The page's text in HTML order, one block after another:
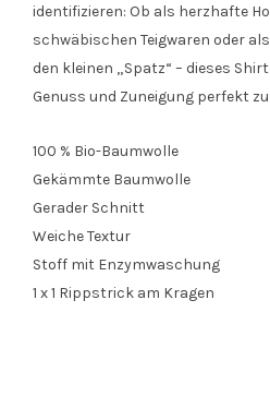
identifizieren: Ob als herzhafte
schwäbischen Teigwaren oder
den kleinen „Spatz“ – dieses
Genuss und Zuneigung perfekt
100 % Bio-Baumwolle
Gekämmte Baumwolle
Gerader Schnitt
Weiche Textur
Stoff mit Enzymwaschung
1 x 1 Rippstrick am Kragen